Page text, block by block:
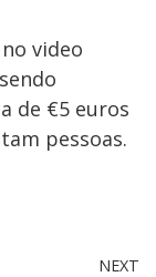
video
de €5 euros
pessoas.
NEXT